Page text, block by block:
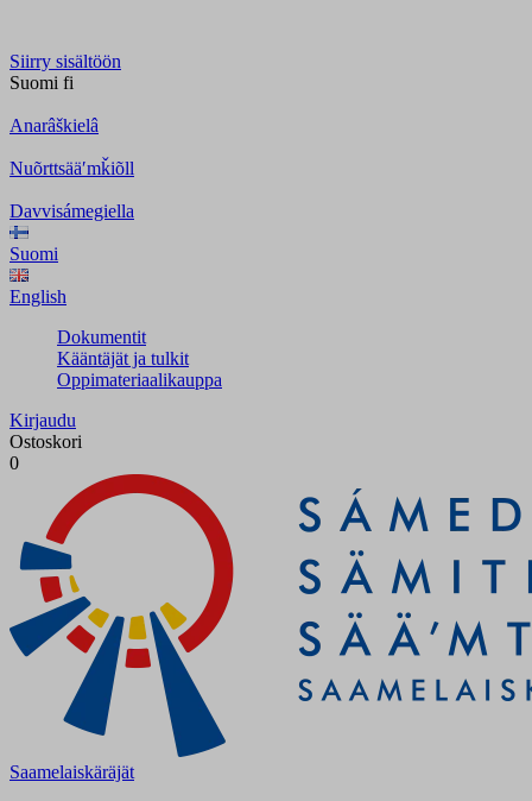
Siirry sisältöön
Suomi fi
Anarâškielâ
Nuõrttsääʹmǩiõll
Davvisámegiella
Suomi
English
Dokumentit
Kääntäjät ja tulkit
Oppimateriaalikauppa
Kirjaudu
Ostoskori
0
Saamelaiskäräjät